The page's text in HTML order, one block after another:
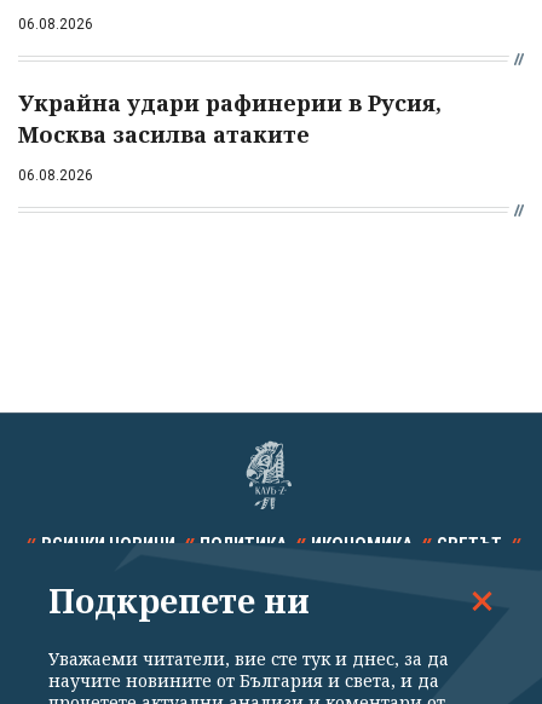
06.08.2026
Украйна удари рафинерии в Русия,
Москва засилва атаките
06.08.2026
ВСИЧКИ НОВИНИ ПОЛИТИКА ИКОНОМИКА СВЕТЪТ
СПОРТ КУЛТУРА ТЕХНОЛОГИИ КАЛЕЙДОСКОП
Подкрепете ни
Уважаеми читатели, вие сте тук и днес, за да
научите новините от България и света, и да